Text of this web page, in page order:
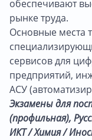
обеспечивают
рынке труда.
Основные места
сервисов для
предприятий,
АСУ
Экзамены для
(профильная),
ИКТ / Химия /